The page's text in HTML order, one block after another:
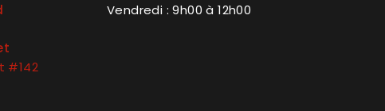
#142
Vendredi : 9h00 à 12h00